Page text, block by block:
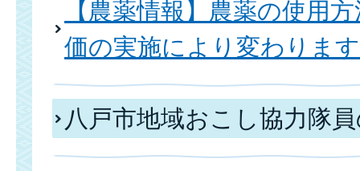
【農薬情報】農薬の使用
価の実施により変わります
八戸市地域おこし協力隊